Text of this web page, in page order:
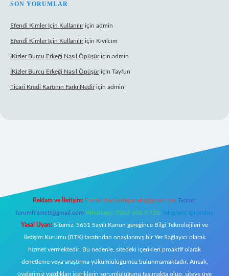
SON YORUMLAR
Efendi Kimler Için Kullanılıriçin admin
Efendi Kimler Için Kullanılıriçin Kıvılcım
İKizler Burcu Erkeği Nasıl Öpüşüriçin admin
İKizler Burcu Erkeği Nasıl Öpüşüriçin Tayfun
Ticari Kredi Kartının Farkı Nediriçin admin
Reklam ve İletişim: E-mail: backlinkpaneli@gmail.com Teams:
forumhizmeti@gmail.com Whatsapp: 0262 606 0 726 Telegram: @karabul
Yasal Uyarı: Sitemiz, 5651 Sayılı Kanun gereğince Bilgi Teknolojileri ve
İletişim Kurumu (BTK) tarafından onaylanmış bir Yer Sağlayıcı olarak
hizmet vermektedir. Bu nedenle, sitedeki içerikleri proaktif olarak
denetleme veya araştırma yükümlülüğümüz bulunmamaktadır. Ancak,
üyelerimiz yazdıkları içeriklerin sorumluluğunu taşımakta olup, siteye üye